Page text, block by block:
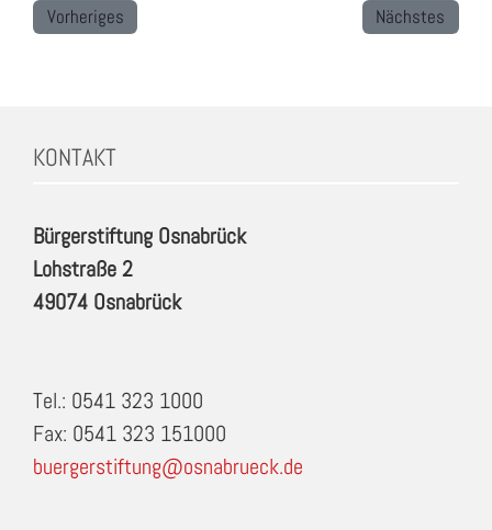
Vorheriges Nächstes
KONTAKT
Bürgerstiftung Osnabrück
Lohstraße 2
49074 Osnabrück
Tel.: 0541 323 1000
Fax: 0541 323 151000
buergerstiftung@osnabrueck.de